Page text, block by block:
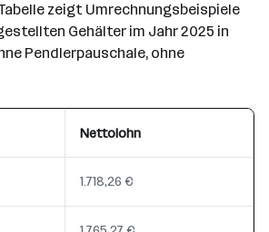
zeigt Umrechnungsbeispiele
Gehälter im Jahr 2025 in
Pendlerpauschale, ohne
Nettolohn
1.718,26 €